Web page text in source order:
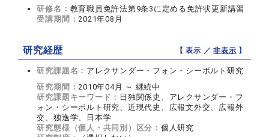
研修名： 教育職員免許法第9条3に定める免許状更新講習
受講期間：2021年08月
研究経歴 【 表示 ／非表示 】
研究課題名： アレクサンダー・フォン・シーボルト研究
研究期間：2010年04月 ～ 継続中
研究課題キーワード： 日独関係史、アレクサンダー・フ
ォン・シーボルト研究、近現代史、広報文外交、広報外
交、独逸学、日本学
研究態様（個人・共同別）区分： 個人研究